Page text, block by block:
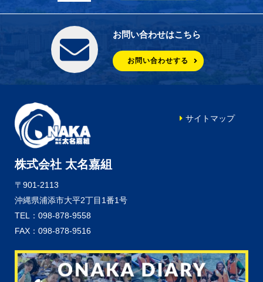
お問い合わせはこちら
お問い合わせする
株式会社 太名嘉組
〒901-2113
沖縄県浦添市大平2丁目1番1号
TEL：098-878-9558
FAX：098-878-9516
サイトマップ